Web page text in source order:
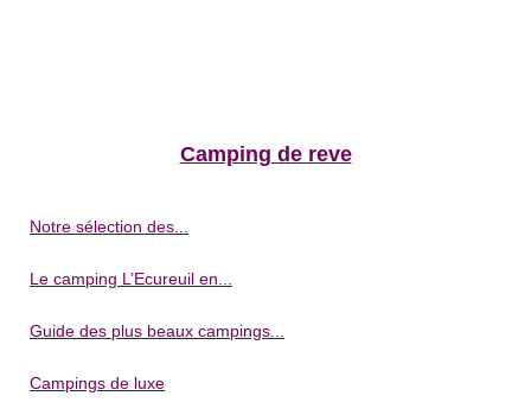
Camping de reve
Notre sélection des...
Le camping L’Ecureuil en...
Guide des plus beaux campings...
Campings de luxe